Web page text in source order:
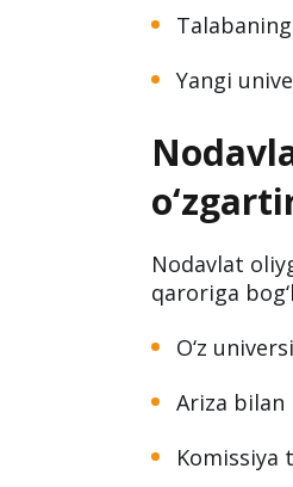
Yangi
Nodavlat
qaroriga
O‘z
Ariza